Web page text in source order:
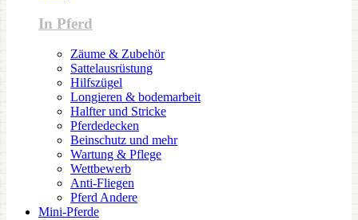
In Pferd
Zäume & Zubehör
Sattelausrüstung
Hilfszügel
Longieren & bodemarbeit
Halfter und Stricke
Pferdedecken
Beinschutz und mehr
Wartung & Pflege
Wettbewerb
Anti-Fliegen
Pferd Andere
Mini-Pferde